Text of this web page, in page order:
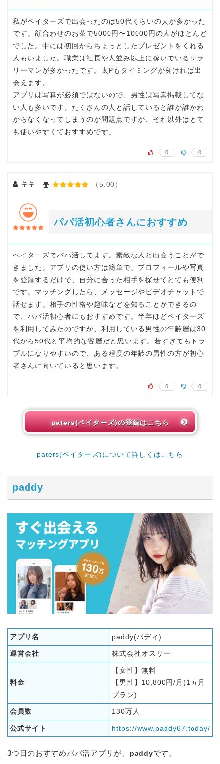
私がペイターズで出会ったのは50代くらいの人が多かった
です。顔合わせのお茶で5000円〜10000円の人がほとんど
でした。中には初回からちょっとしたプレゼントをくれる
人もいました。職業は社長や人並み以上に稼いでいるサラ
リーマンが多かったです。太Pもタイミングが良ければ出
会えます。
アプリは写真が必須ではないので、男性は写真掲載してな
い人も多いです。たくさんの人と話していると誰が誰かわ
からなくなってしまうのが問題点ですが、それ以外はとて
も使いやすくておすすめです。
0 0
キキ （5.00）
パパ活初心者さんにおすすめ
ペイターズでパパ活してます。素敵な人と出会うことがで
きました。アプリの使い方は簡単で、プロフィールや写真
を登録するだけで、自分に合った相手を探せてとても便利
です。マッチングしたら、メッセージやビデオチャットで
話せます。相手の性格や趣味などを知ることができるの
で、パパ活初心者にもおすすめです。半年ほどペイターズ
を利用してみたのですが、利用している男性の年齢層は30
代から50代と平均的な客層だと思います。若すぎてもトラ
ブルになりやすいので、ある程度の年齢の男性の方が初心
者さんに向いていると思います。
0 0
paters(ペイターズ)の登録はこちら
paters(ペイターズ)について詳しくはこちら
paddy
アプリ名 paddy(パディ)
運営会社 株式会社オスリー
料金
【女性】無料
【男性】10,800円/月(1ヵ月
プラン)
会員数 130万人
公式サイト https://www.paddy67.today/
3つ目のおすすめパパ活アプリが、 paddyです。